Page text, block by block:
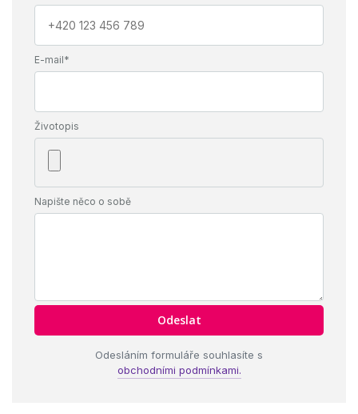
E-mail*
Životopis
Napište něco o sobě
Odesláním formuláře souhlasíte s
obchodními podmínkami.